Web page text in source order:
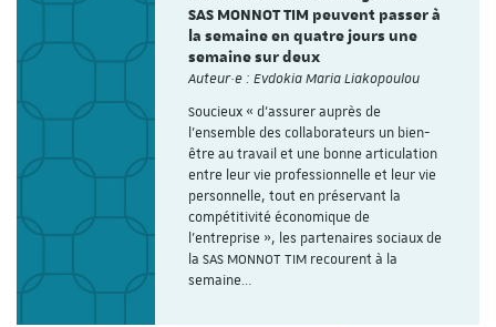
SAS MONNOT TIM peuvent passer à
la semaine en quatre jours une
semaine sur deux
Auteur·e : Evdokia Maria Liakopoulou
Soucieux « d’assurer auprès de
l’ensemble des collaborateurs un bien-
être au travail et une bonne articulation
entre leur vie professionnelle et leur vie
personnelle, tout en préservant la
compétitivité économique de
l’entreprise », les partenaires sociaux de
la SAS MONNOT TIM recourent à la
semaine…